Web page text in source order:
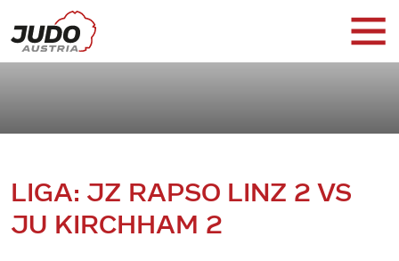
LIGA: JZ RAPSO LINZ 2 VS
JU KIRCHHAM 2